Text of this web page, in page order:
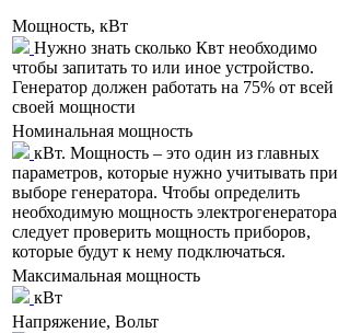
Мощность, кВт
Нужно знать сколько Квт необходимо
чтобы запитать то или иное устройство.
Генератор должен работать на 75% от всей
своей мощности
Номинальная мощность
кВт. Мощность – это один из главных
параметров, которые нужно учитывать при
выборе генератора. Чтобы определить
необходимую мощность электрогенератора
следует проверить мощность приборов,
которые будут к нему подключаться.
Максимальная мощность
кВт
Напряжение, Вольт